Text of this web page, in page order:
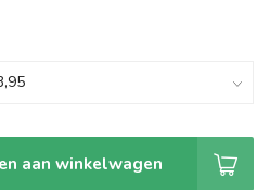
aan winkelwagen